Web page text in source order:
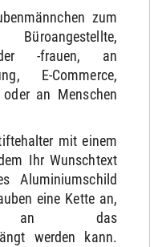
zum
-frauen, an
E-Commerce,
an Menschen
mit einem
Ihr Wunschtext
Aluminiumschild
eine Kette an,
das
werden kann.